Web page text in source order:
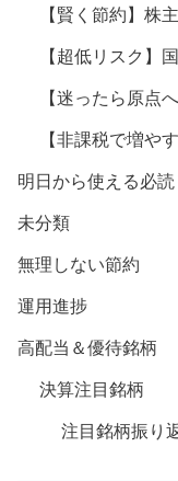
【賢く節約】株
【超低リスク】
【迷ったら原点
【非課税で増や
明日から使える必読
未分類
無理しない節約
運用進捗
高配当＆優待銘柄
決算注目銘柄
注目銘柄振り